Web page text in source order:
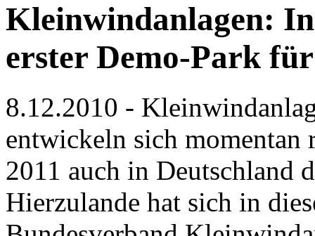
Kleinwindanlagen:
erster Demo-Park
8.12.2010 -
entwickeln sich momentan
2011 auch in Deutschland
Hierzulande hat sich in